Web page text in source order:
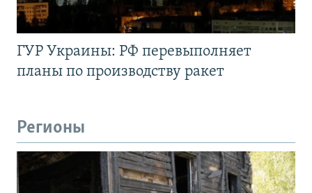
ГУР Украины: РФ перевыполняет
планы по производству ракет
Регионы